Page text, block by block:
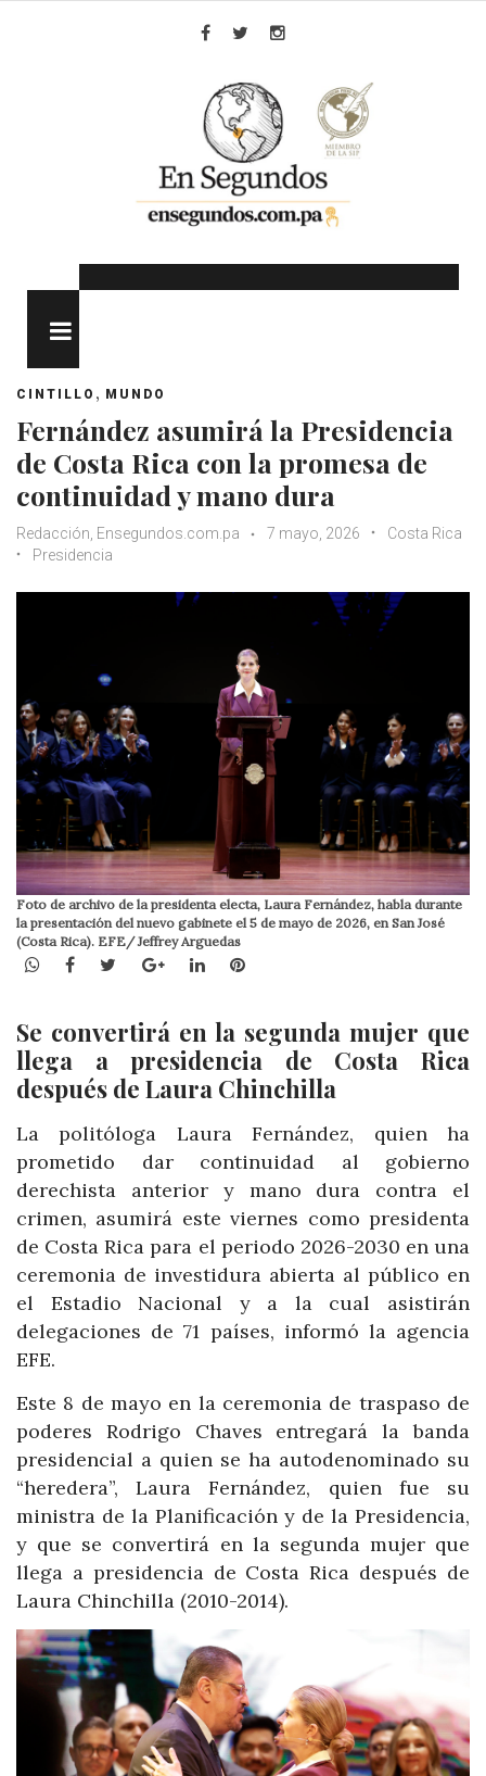
CINTILLO , MUNDO
Fernández asumirá la Presidencia
de Costa Rica con la promesa de
continuidad y mano dura
Redacción, Ensegundos.com.pa 7 mayo, 2026
Costa Rica
Presidencia
Foto de archivo de la presidenta electa, Laura Fernández, habla durante
la presentación del nuevo gabinete el 5 de mayo de 2026, en San José
(Costa Rica). EFE/ Jeffrey Arguedas
WhatsApp
Facebook
TwitterGoogle+LinkedInPinterest
Se convertirá en la segunda mujer que
llega a presidencia de Costa Rica
después de Laura Chinchilla
La politóloga Laura Fernández, quien ha
prometido dar continuidad al gobierno
derechista anterior y mano dura contra el
crimen, asumirá este viernes como presidenta
de Costa Rica para el periodo 2026-2030 en una
ceremonia de investidura abierta al público en
el Estadio Nacional y a la cual asistirán
delegaciones de 71 países, informó la agencia
EFE.
Este 8 de mayo en la ceremonia de traspaso de
poderes Rodrigo Chaves entregará la banda
presidencial a quien se ha autodenominado su
“heredera”, Laura Fernández, quien fue su
ministra de la Planificación y de la Presidencia,
y que se convertirá en la segunda mujer que
llega a presidencia de Costa Rica después de
Laura Chinchilla (2010-2014).